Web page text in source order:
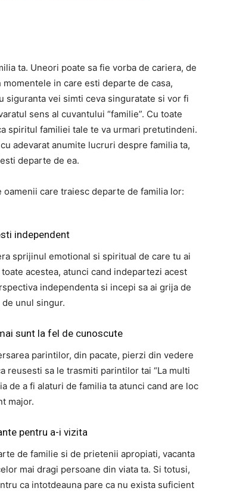
ta. Uneori poate sa fie vorba de cariera, de
in care esti departe de casa,
siguranta vei simti ceva singuratate si vor fi
sens al cuvantului “familie”. Cu toate
spiritul familiei tale te va urmari pretutindeni.
adevarat anumite lucruri despre familia ta,
departe de ea.
care traiesc departe de familia lor:
independent
sprijinul emotional si spiritual de care tu ai
acestea, atunci cand indepartezi acest
independenta si incepi sa ai grija de
unul singur.
sunt la fel de cunoscute
parintilor, din pacate, pierzi din vedere
reusesti sa le trasmiti parintilor tai “La multi
de a fi alaturi de familia ta atunci cand are loc
major.
pentru a-i vizita
de familie si de prietenii apropiati, vacanta
mai dragi persoane din viata ta. Si totusi,
ca intotdeauna pare ca nu exista suficient